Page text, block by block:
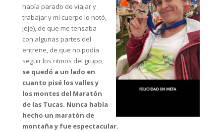
había parado de viajar y
trabajar y mi cuerpo lo notó,
jeje), de que me tensaba
con algunas partes del
entrene, de que no podía
seguir los ritmos del grupo,
se quedó a un lado en
cuanto pisé los valles y
los montes del Maratón
de las Tucas. Nunca había
hecho un maratón de
montaña y fue espectacular.